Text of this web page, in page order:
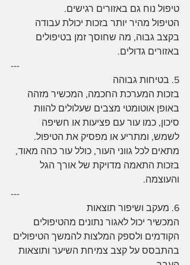
טיפול נוח גם באזורים רגישים.
הטיפול מהיר יותר בזכות יכולת עבודה
בקצב גבוה, מה שחוסך זמן בטיפולים
באזורים גדולים.
---
5. בטיחות גבוהה
בזכות המערכת החכמה, המכשיר מזהה
באופן אוטומטי מצבים שעלולים להוות
סיכון, כמו עור עם פציעות או חשיפה
לשמש, ומתריע או מפסיק את הטיפול.
מתאים לכל גווני העור, כולל עור כהה מאוד,
בזכות התאמה מדויקת של אורך הגל
והעוצמה.
---
6. מעקב ושיפור תוצאות
המכשיר יכול לאגור נתונים מהטיפולים
הקודמים ולספק המלצות להמשך הטיפולים
בהתבסס על קצב צמיחת השיער ותוצאות